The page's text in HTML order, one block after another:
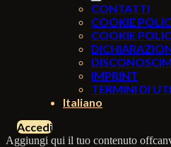
CONTATTI
COOKIE
COOKIE
IMPRINT
TERMINI DI
Italiano
Accedi
Aggiungi qui il tuo contenuto